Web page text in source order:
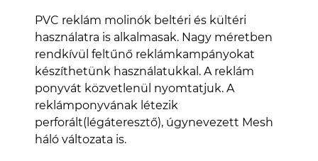
PVC reklám molinók beltéri és kültéri
használatra is alkalmasak. Nagy méretben
rendkívül feltűnő reklámkampányokat
készíthetünk használatukkal. A reklám
ponyvát közvetlenül nyomtatjuk. A
reklámponyvának létezik
perforált(légáteresztő), úgynevezett Mesh
háló változata is.